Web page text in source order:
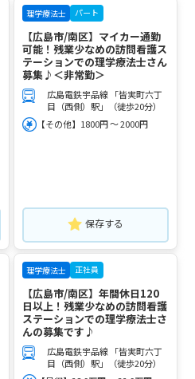
理学療法士 パート
【広島市/南区】マイカー通勤
可能！残業少なめの訪問看護ス
テーションでの理学療法士さん
募集♪＜非常勤＞
広島電鉄宇品線 「皆実町六丁
目（西側）駅」（徒歩20分）
【その他】1800円 ～ 2000円
保存する
理学療法士 正社員
【広島市/南区】年間休日120
日以上！残業少なめの訪問看護
ステーションでの理学療法士さ
んの募集です♪
広島電鉄宇品線 「皆実町六丁
目（西側）駅」（徒歩20分）